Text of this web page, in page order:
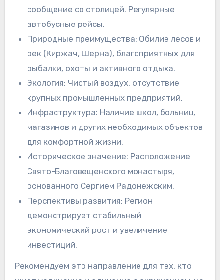
сообщение со столицей. Регулярные
автобусные рейсы.
Природные преимущества: Обилие лесов и
рек (Киржач, Шерна), благоприятных для
рыбалки, охоты и активного отдыха.
Экология: Чистый воздух, отсутствие
крупных промышленных предприятий.
Инфраструктура: Наличие школ, больниц,
магазинов и других необходимых объектов
для комфортной жизни.
Историческое значение: Расположение
Свято-Благовещенского монастыря,
основанного Сергием Радонежским.
Перспективы развития: Регион
демонстрирует стабильный
экономический рост и увеличение
инвестиций.
Рекомендуем это направление для тех, кто